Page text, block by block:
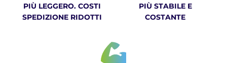
PIÙ LEGGERO. COSTI
SPEDIZIONE RIDOTTI
PIÙ STABILE E
COSTANTE